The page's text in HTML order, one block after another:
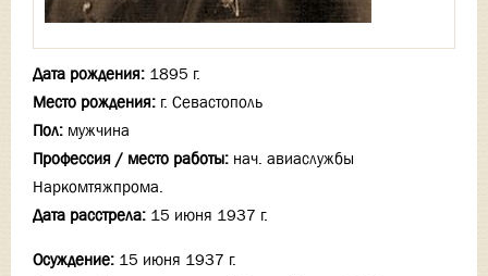
Дата рождения: 1895 г.
Место рождения: г. Севастополь
Пол: мужчина
Профессия / место работы: нач. авиаслужбы
Наркомтяжпрома.
Дата расстрела: 15 июня 1937 г.
Осуждение: 15 июня 1937 г.